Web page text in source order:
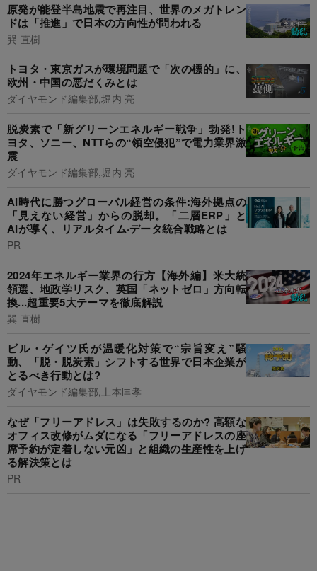
原発が能登半島地震で再注目、世界のメガトレン
ドは「推進」で日本の方向性が問われる
巽 直樹
トヨタ・東京ガスが環境問題で「次の標的」に、
欧州・中国の悪だくみとは
ダイヤモンド編集部,堀内 亮
脱炭素で「新グリーンエネルギー戦争」勃発!ト
ヨタ、ソニー、NTTらの“領空侵犯”で電力業界激
震
ダイヤモンド編集部,堀内 亮
AI時代に勝つグローバル経営の条件:海外拠点の
「見えない経営」からの脱却。「二層ERP」と
AIが導く、リアルタイム·データ統合戦略とは
PR
2024年エネルギー業界の行方【海外編】米大統
領選、地政学リスク、英国「ネットゼロ」方向転
換...超重要5大テーマを徹底解説
巽 直樹
ビル・ゲイツ氏が温暖化対策で“宗旨変え”騒
動、「脱・脱炭素」シフトする世界で日本企業が
とるべき行動とは?
ダイヤモンド編集部,土本匡孝
なぜ「フリーアドレス」は失敗するのか? 高額な
オフィス改修がムダになる「フリーアドレスの座
席予約が定着しない元凶」と組織の生産性を上げ
る解決策とは
PR